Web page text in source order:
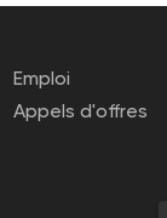
Emploi
Appels d'offres